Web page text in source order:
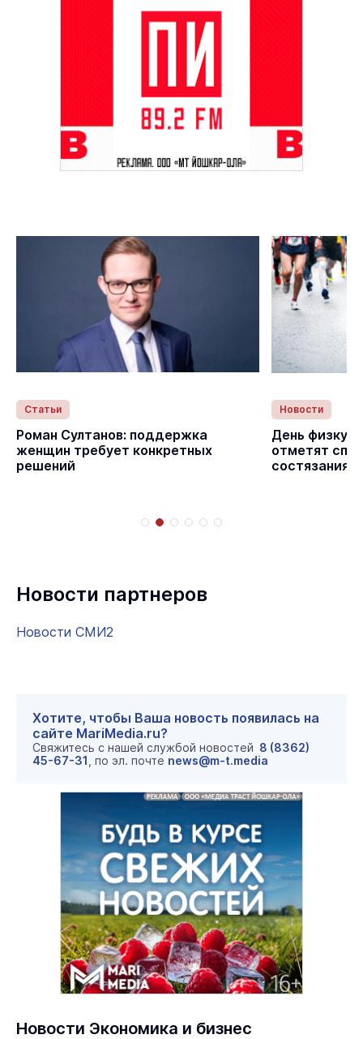
Статьи
Роман Султанов: поддержка
женщин требует конкретных
решений
Новости
День
отметят
Новости партнеров
Новости СМИ2
Хотите, чтобы Ваша новость появилась на
сайте MariMedia.ru?
Свяжитесь с нашей службой новостей 8 (8362)
45-67-31 , по эл. почте news@m-t.media
Новости Экономика и бизнес